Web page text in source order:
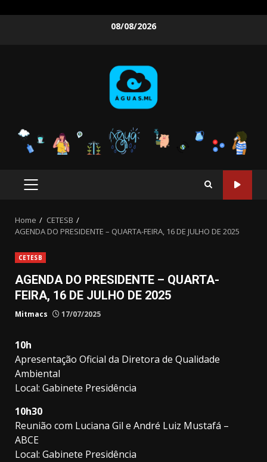
08/08/2026
PRIMARY
Home
CETESB
AGENDA DO PRESIDENTE – QUARTA-FEIRA, 16 DE JULHO DE 2025
CETESB
AGENDA DO PRESIDENTE – QUARTA-
FEIRA, 16 DE JULHO DE 2025
Mitmacs 17/07/2025
10h
Apresentação Oficial da Diretora de Qualidade
Ambiental
Local: Gabinete Presidência
10h30
Reunião com Luciana Gil e André Luiz Mustafá –
ABCE
Local: Gabinete Presidência